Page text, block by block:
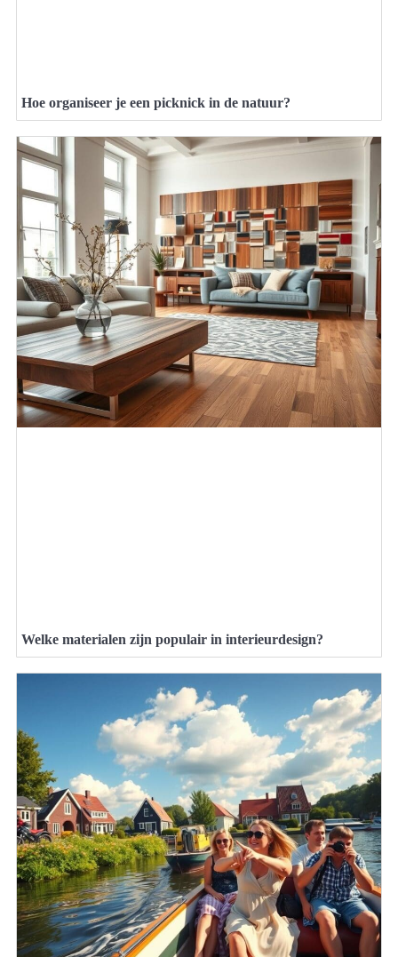
Hoe organiseer je een picknick in de natuur?
Welke materialen zijn populair in interieurdesign?